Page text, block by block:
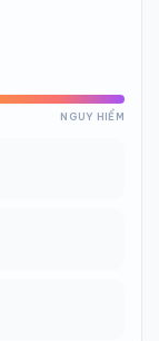
NGUY HIỂM